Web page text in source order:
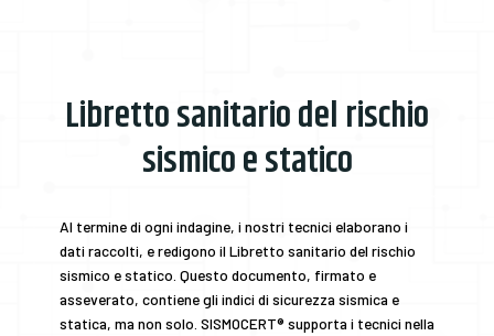
Libretto sanitario del rischio
sismico e statico
Al termine di ogni indagine, i nostri tecnici elaborano i
dati raccolti, e redigono il Libretto sanitario del rischio
sismico e statico. Questo documento, firmato e
asseverato, contiene gli indici di sicurezza sismica e
statica, ma non solo. SISMOCERT® supporta i tecnici nella